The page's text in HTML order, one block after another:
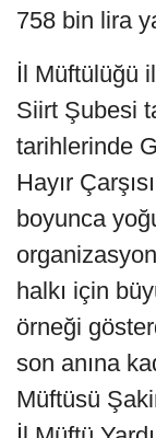
758 bin lira
İl Müftülüğü
Siirt Şubesi
tarihlerinde
Hayır
boyunca
halkı için
örneği
son anına
Müftüsü